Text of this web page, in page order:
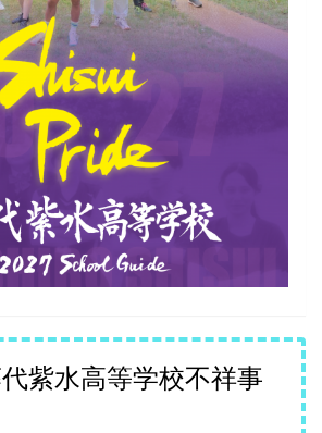
紫水高等学校不祥事